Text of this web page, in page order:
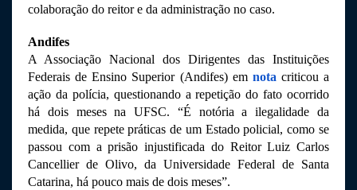
colaboração do reitor e da administração no caso.
Andifes
A Associação Nacional dos Dirigentes das Instituições
Federais de Ensino Superior (Andifes) em nota criticou a
ação da polícia, questionando a repetição do fato ocorrido
há dois meses na UFSC. “É notória a ilegalidade da
medida, que repete práticas de um Estado policial, como se
passou com a prisão injustificada do Reitor Luiz Carlos
Cancellier de Olivo, da Universidade Federal de Santa
Catarina, há pouco mais de dois meses”.